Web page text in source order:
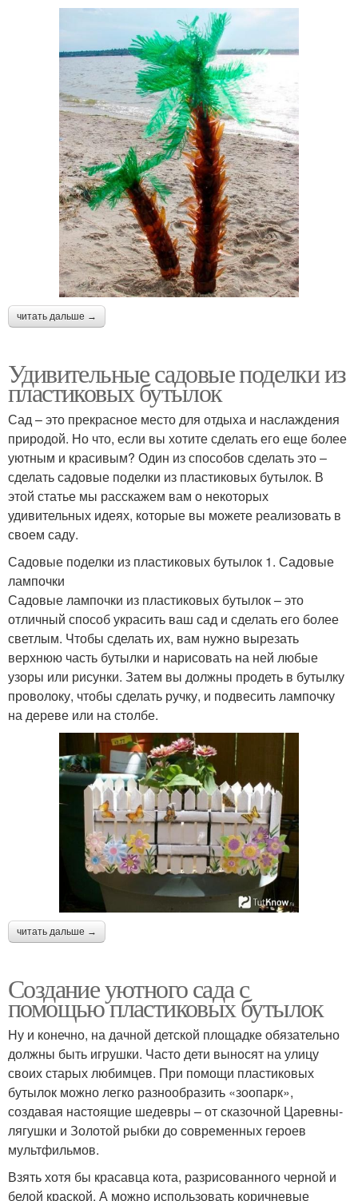
читать дальше →
Удивительные садовые поделки из
пластиковых бутылок
Сад – это прекрасное место для отдыха и наслаждения
природой. Но что, если вы хотите сделать его еще более
уютным и красивым? Один из способов сделать это –
сделать садовые поделки из пластиковых бутылок. В
этой статье мы расскажем вам о некоторых
удивительных идеях, которые вы можете реализовать в
своем саду.
Садовые поделки из пластиковых бутылок 1. Садовые
лампочки
Садовые лампочки из пластиковых бутылок – это
отличный способ украсить ваш сад и сделать его более
светлым. Чтобы сделать их, вам нужно вырезать
верхнюю часть бутылки и нарисовать на ней любые
узоры или рисунки. Затем вы должны продеть в бутылку
проволоку, чтобы сделать ручку, и подвесить лампочку
на дереве или на столбе.
читать дальше →
Создание уютного сада с
помощью пластиковых бутылок
Ну и конечно, на дачной детской площадке обязательно
должны быть игрушки. Часто дети выносят на улицу
своих старых любимцев. При помощи пластиковых
бутылок можно легко разнообразить «зоопарк»,
создавая настоящие шедевры – от сказочной Царевны-
лягушки и Золотой рыбки до современных героев
мультфильмов.
Взять хотя бы красавца кота, разрисованного черной и
белой краской. А можно использовать коричневые